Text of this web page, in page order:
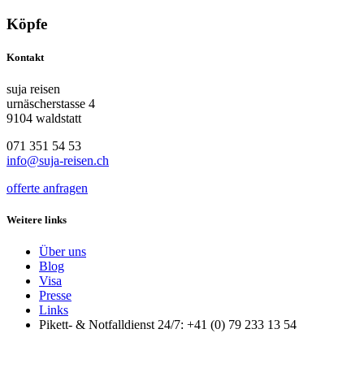
Köpfe
Kontakt
suja reisen
urnäscherstasse 4
9104 waldstatt
071 351 54 53
info@suja-reisen.ch
offerte anfragen
Weitere links
Über uns
Blog
Visa
Presse
Links
Pikett- & Notfalldienst 24/7: +41 (0) 79 233 13 54